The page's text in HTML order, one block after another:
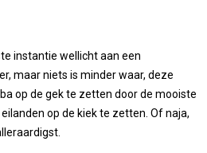
instantie wellicht aan een
maar niets is minder waar, deze
op de gek te zetten door de mooiste
op de kiek te zetten. Of naja,